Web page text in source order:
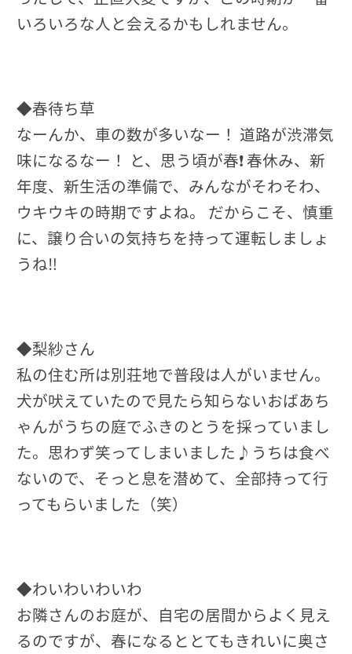
いろいろな人と会えるかもしれません。
◆春待ち草
なーんか、車の数が多いなー！ 道路が渋滞気
味になるなー！ と、思う頃が春❗ 春休み、新
年度、新生活の準備で、みんながそわそわ、
ウキウキの時期ですよね。 だからこそ、慎重
に、譲り合いの気持ちを持って運転しましょ
うね‼
◆梨紗さん
私の住む所は別荘地で普段は人がいません。
犬が吠えていたので見たら知らないおばあち
ゃんがうちの庭でふきのとうを採っていまし
た。思わず笑ってしまいました♪うちは食べ
ないので、そっと息を潜めて、全部持って行
ってもらいました（笑）
◆わいわいわいわ
お隣さんのお庭が、自宅の居間からよく見え
るのですが、春になるととてもきれいに奥さ